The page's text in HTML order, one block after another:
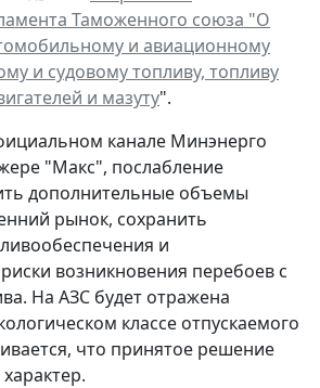
Таможенного союза "О
и авиационному
и судовому топливу, топливу
и мазуту".
канале Минэнерго
"Макс", послабление
дополнительные объемы
рынок, сохранить
и
возникновения перебоев с
На АЗС будет отражена
классе отпускаемого
что принятое решение